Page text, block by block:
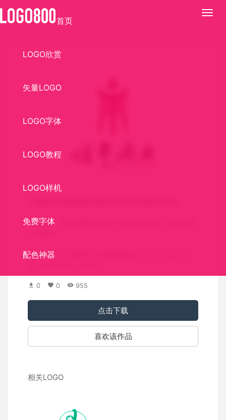
展
首页
LOGO欣赏
矢量LOGO
LOGO字体
LOGO教程
LOGO样机
免费字体
配色神器
关键词：
标识介绍：宁夏顺牛酒业销售有限公司 有中式文化元
0 0 955
点击下载
喜欢该作品
相关LOGO